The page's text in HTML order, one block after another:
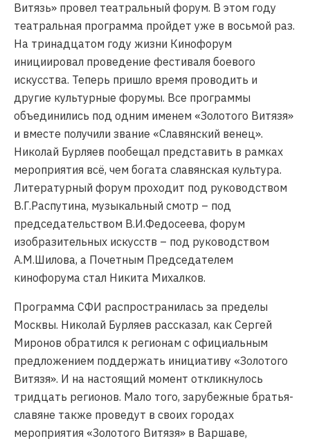
Витязь» провел театральный форум. В этом году
театральная программа пройдет уже в восьмой раз.
На тринадцатом году жизни Кинофорум
инициировал проведение фестиваля боевого
искусства. Теперь пришло время проводить и
другие культурные форумы. Все программы
объединились под одним именем «Золотого Витязя»
и вместе получили звание «Славянский венец».
Николай Бурляев пообещал представить в рамках
мероприятия всё, чем богата славянская культура.
Литературный форум проходит под руководством
В.Г.Распутина, музыкальный смотр – под
председательством В.И.Федосеева, форум
изобразительных искусств – под руководством
А.М.Шилова, а Почетным Председателем
кинофорума стал Никита Михалков.
Программа СФИ распространилась за пределы
Москвы. Николай Бурляев рассказал, как Сергей
Миронов обратился к регионам с официальным
предложением поддержать инициативу «Золотого
Витязя». И на настоящий момент откликнулось
тридцать регионов. Мало того, зарубежные братья-
славяне также проведут в своих городах
мероприятия «Золотого Витязя» в Варшаве,